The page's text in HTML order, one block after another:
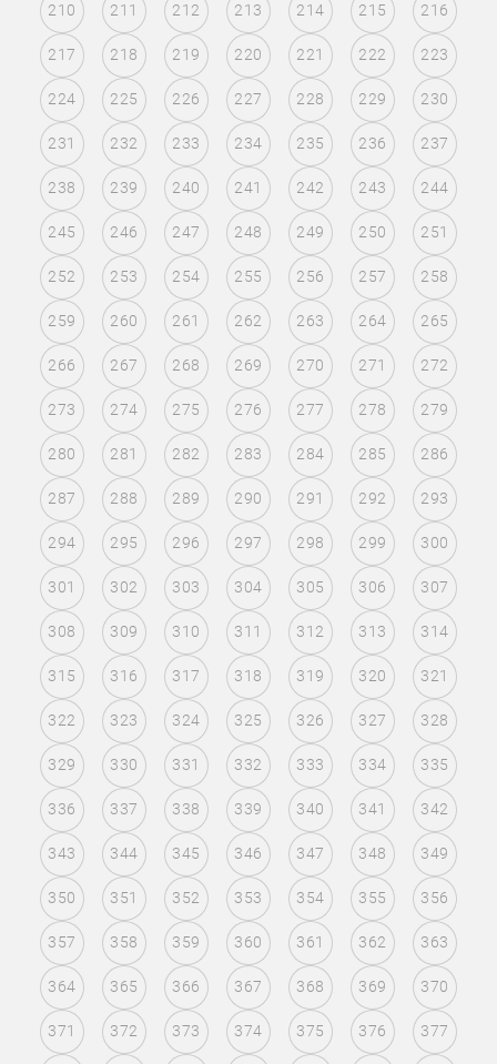
210 211 212 213 214 215 216
217 218 219 220 221 222 223
224 225 226 227 228 229 230
231 232 233 234 235 236 237
238 239 240 241 242 243 244
245 246 247 248 249 250 251
252 253 254 255 256 257 258
259 260 261 262 263 264 265
266 267 268 269 270 271 272
273 274 275 276 277 278 279
280 281 282 283 284 285 286
287 288 289 290 291 292 293
294 295 296 297 298 299 300
301 302 303 304 305 306 307
308 309 310 311 312 313 314
315 316 317 318 319 320 321
322 323 324 325 326 327 328
329 330 331 332 333 334 335
336 337 338 339 340 341 342
343 344 345 346 347 348 349
350 351 352 353 354 355 356
357 358 359 360 361 362 363
364 365 366 367 368 369 370
371 372 373 374 375 376 377